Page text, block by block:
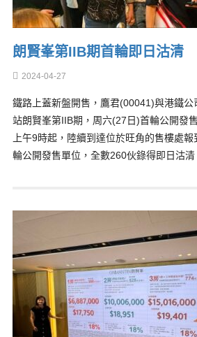
朗賢峯第IIB期首輪即日沽清
2024-04-27
鐵路上蓋新盤開售，鷹君(00041)與港鐵
站朗賢峯第IIB期，周六(27日)首輪公開發
上午9時起，陸續到達位於旺角的售樓處
輪公開發售單位，全數260伙錄得即日沽清